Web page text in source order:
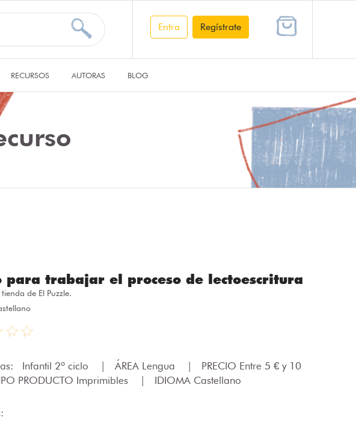
Entra Regístrate
RECURSOS AUTORAS BLOG
para trabajar el proceso de lectoescritura
tienda de El Puzzle.
Infantil 2º ciclo ÁREA Lengua
PRECIO Entre 5 € y 10
PRODUCTO Imprimibles IDIOMA Castellano